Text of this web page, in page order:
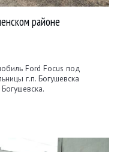
районе
Ford Focus под
г.п. Богушевска